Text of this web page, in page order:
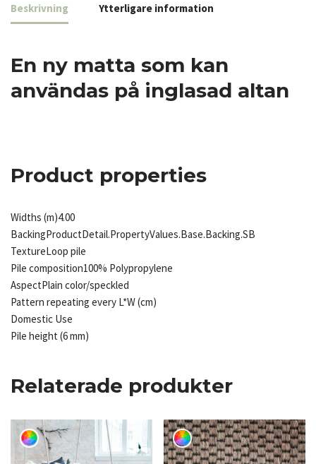
Beskrivning Ytterligare information
En ny matta som kan
användas på inglasad altan
Product properties
Widths (m)4.00
BackingProductDetail.PropertyValues.Base.Backing.SB
TextureLoop pile
Pile composition100% Polypropylene
AspectPlain color/speckled
Pattern repeating every L*W (cm)
Domestic Use
Pile height (6 mm)
Relaterade produkter